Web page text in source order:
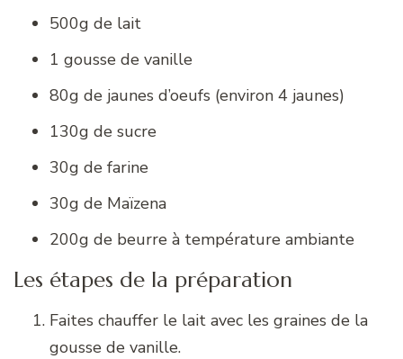
500g de lait
1 gousse de vanille
80g de jaunes d’oeufs (environ 4 jaunes)
130g de sucre
30g de farine
30g de Maïzena
200g de beurre à température ambiante
Les étapes de la préparation
Faites chauffer le lait avec les graines de la
gousse de vanille.